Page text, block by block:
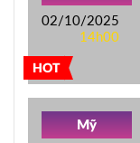
HOT
02/10/2025
14h00
Mỹ